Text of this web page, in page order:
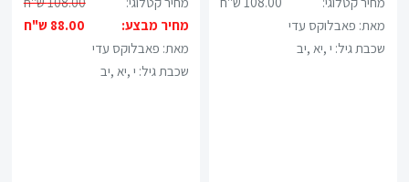
מאת: פאבלוקס עדי
שכבת גיל: י ,יא ,יב
מחיר מבצע:
88.00 ש"ח
מאת: פאבלוקס עדי
שכבת גיל: י ,יא ,יב